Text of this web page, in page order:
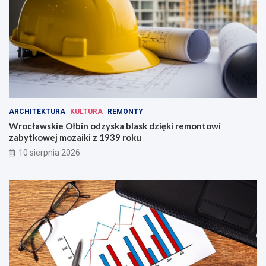
ą
s
k
a
!
ARCHITEKTURA KULTURA REMONTY
Wrocławskie Ołbin odzyska blask dzięki remontowi
zabytkowej mozaiki z 1939 roku
10 sierpnia 2026